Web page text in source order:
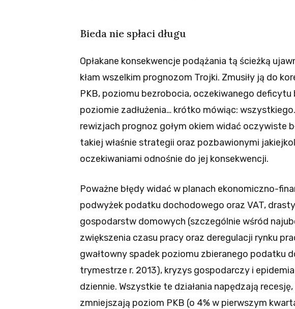
Bieda nie spłaci długu
Opłakane konsekwencje podążania tą ścieżką
kłam wszelkim prognozom Trojki. Zmusiły ją do
PKB, poziomu bezrobocia, oczekiwanego
poziomie zadłużenia… krótko mówiąc:
rewizjach prognoz gołym okiem widać oczywiste
takiej właśnie strategii oraz pozbawionymi
oczekiwaniami odnośnie do jej konsekwencji.
Poważne błędy widać w planach ekonomiczno-
podwyżek podatku dochodowego oraz VAT,
gospodarstw domowych (szczególnie wśród
zwiększenia czasu pracy oraz deregulacji rynku
gwałtowny spadek poziomu zbieranego podatku
trymestrze r. 2013), kryzys gospodarczy i
dziennie. Wszystkie te działania napędzają
zmniejszają poziom PKB (o 4% w pierwszym